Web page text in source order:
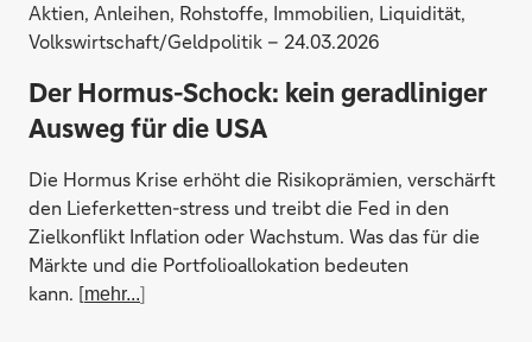
Aktien, Anleihen, Rohstoffe, Immobilien, Liquidität,
Volkswirtschaft/Geldpolitik – 24.03.2026
Der Hormus-Schock: kein geradliniger
Ausweg für die USA
Die Hormus Krise erhöht die Risikoprämien, verschärft
den Lieferketten-stress und treibt die Fed in den
Zielkonflikt Inflation oder Wachstum. Was das für die
Märkte und die Portfolioallokation bedeuten
kann. [mehr...]